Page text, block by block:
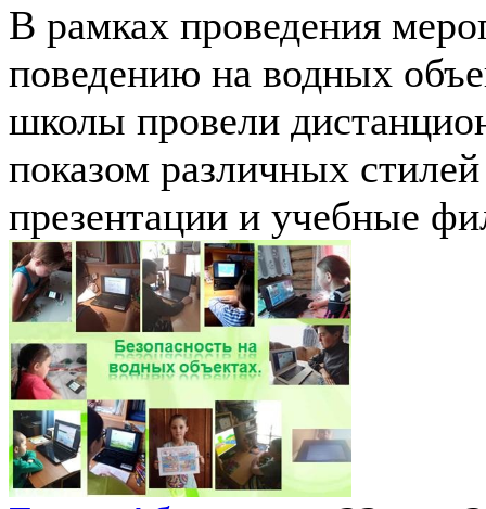
В рамках проведения
поведению на водных
школы провели
показом различных
презентации и учебные